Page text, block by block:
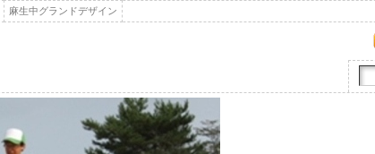
麻生中グランドデザイン